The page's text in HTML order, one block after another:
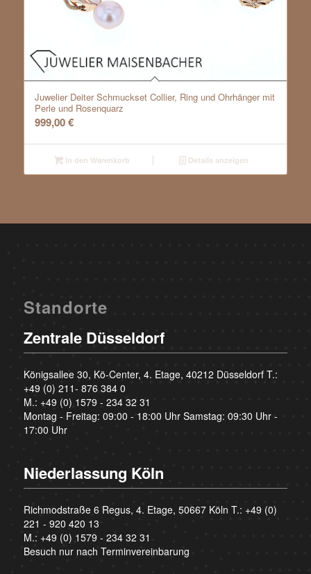
Juwelier Deiter Schmuckset Collier, Ring und Ohrhänger mit
Perle und Rosenquarz
999,00€
In den Warenkorb Details anzeigen
Standorte
Zentrale Düsseldorf
Königsallee 30, Kö-Center, 4. Etage, 40212 Düsseldorf T.:
+49 (0) 211- 876 384 0
M.: +49 (0) 1579 - 234 32 31
Montag - Freitag: 09:00 - 18:00 Uhr Samstag: 09:30 Uhr -
17:00 Uhr
Niederlassung Köln
Richmodstraße 6 Regus, 4. Etage, 50667 Köln T.: +49 (0)
221 - 920 420 13
M.: +49 (0) 1579 - 234 32 31
Besuch nur nach Terminvereinbarung